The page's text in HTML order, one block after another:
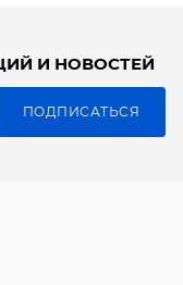
И НОВОСТЕЙ
ПОДПИСАТЬСЯ